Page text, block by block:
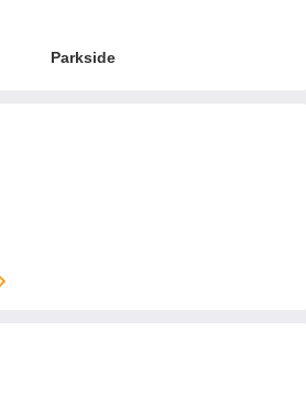
Parkside